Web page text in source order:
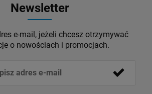
Newsletter
e-mail, jeżeli chcesz otrzymywać
o nowościach i promocjach.